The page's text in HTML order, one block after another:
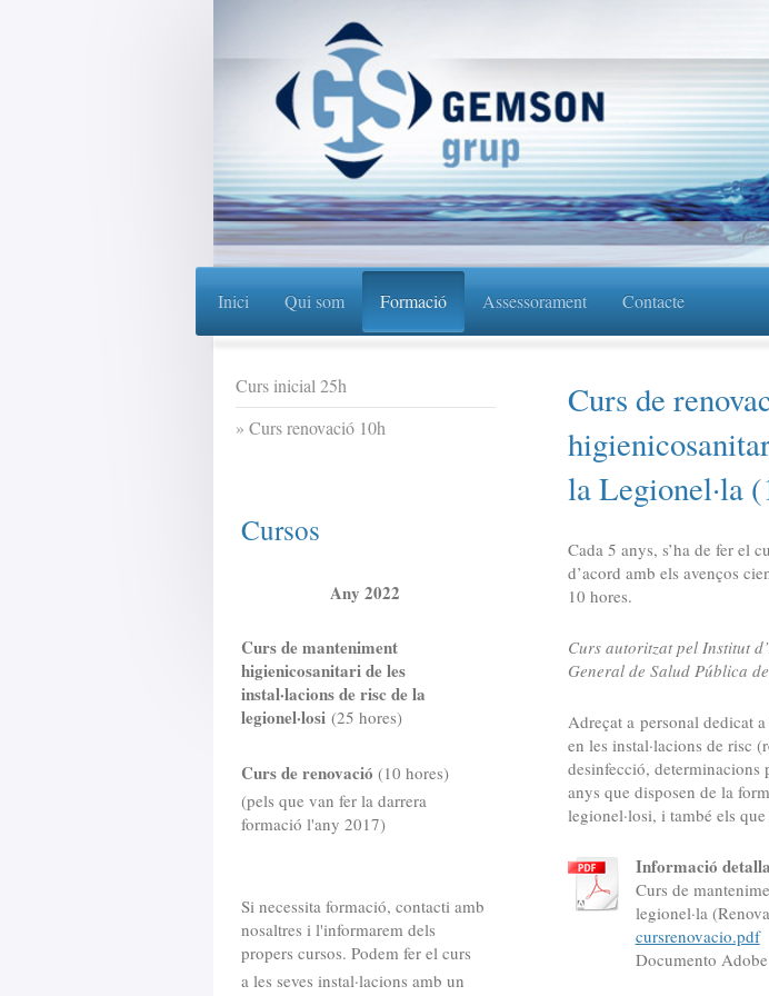
Inici Qui som Formació Assessorament Contacte
Curs de
la Legionel·la
Cada 5 anys, s’ha de fer el
d’acord amb els avenços
10 hores.
Curs autoritzat pel Institut
General de Salud Pública
Adreçat a personal dedicat
en les instal·lacions de risc
desinfecció, determinacions
anys que disposen de la
legionel·losi, i també els
Informació
Curs de
legionel·la
cursrenovacio.pdf
Documento
Curs inicial 25h
Curs renovació 10h
Cursos
Any 2022
Curs de manteniment
higienicosanitari de les
instal·lacions de risc de la
legionel·losi (25 hores)
Curs de renovació (10 hores)
(pels que van fer la darrera
formació l'any 2017)
Si necessita formació, contacti amb
nosaltres i l'informarem dels
propers cursos. Podem fer el curs
a les seves instal·lacions amb un